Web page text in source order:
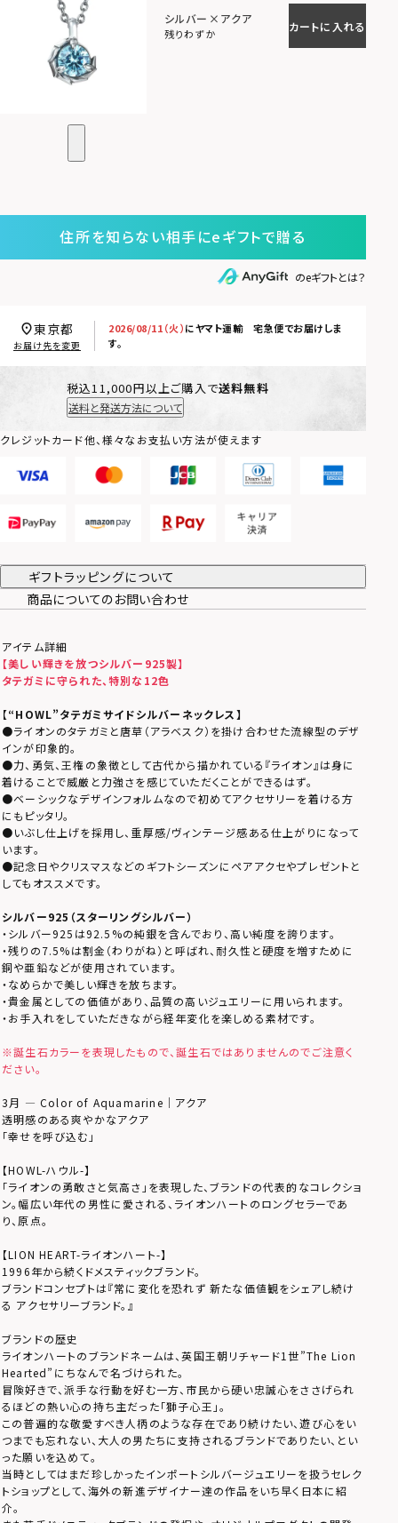
シルバー×アクア
残りわずか
カートに入れる
住所を知らない相手にeギフトで贈る
のeギフトとは？
2026/08/11（火）にヤマト運輸 宅急便でお届けしま
す。
東京都
お届け先を変更
税込11,000円以上ご購入で送料無料
送料と発送方法について
クレジットカード他、様々なお支払い方法が使えます
ギフトラッピングについて
商品についてのお問い合わせ
アイテム詳細
【美しい輝きを放つシルバー925製】
タテガミに守られた、特別な12色
【“HOWL”タテガミサイドシルバーネックレス】
●ライオンのタテガミと唐草（アラベスク）を掛け合わせた流線型のデザ
インが印象的。
●力、勇気、王権の象徴として古代から描かれている『ライオン』は身に
着けることで威厳と力強さを感じていただくことができるはず。
●ベーシックなデザインフォルムなので初めてアクセサリーを着ける方
にもピッタリ。
●いぶし仕上げを採用し、重厚感/ヴィンテージ感ある仕上がりになって
います。
●記念日やクリスマスなどのギフトシーズンにペアアクセやプレゼントと
してもオススメです。
シルバー925（スターリングシルバー）
・シルバー925は92.5%の純銀を含んでおり、高い純度を誇ります。
・残りの7.5%は割金（わりがね）と呼ばれ、耐久性と硬度を増すために
銅や亜鉛などが使用されています。
・なめらかで美しい輝きを放ちます。
・貴金属としての価値があり、品質の高いジュエリーに用いられます。
・お手入れをしていただきながら経年変化を楽しめる素材です。
※誕生石カラーを表現したもので、誕生石ではありませんのでご注意く
ださい。
3月 — Color of Aquamarine｜アクア
透明感のある爽やかなアクア
「幸せを呼び込む」
【HOWL-ハウル-】
「ライオンの勇敢さと気高さ」を表現した、ブランドの代表的なコレクショ
ン。幅広い年代の男性に愛される、ライオンハートのロングセラーであ
り、原点。
【LION HEART-ライオンハート-】
1996年から続くドメスティックブランド。
ブランドコンセプトは『常に変化を恐れず 新たな価値観をシェアし続け
る アクセサリーブランド。』
ブランドの歴史
ライオンハートのブランドネームは、英国王朝リチャード1世”The Lion
Hearted”にちなんで名づけられた。
冒険好きで、派手な行動を好む一方、市民から硬い忠誠心をささげられ
るほどの熱い心の持ち主だった「獅子心王」。
この普遍的な敬愛すべき人柄のような存在であり続けたい、遊び心をい
つまでも忘れない、大人の男たちに支持されるブランドでありたい、とい
った願いを込めて。
当時としてはまだ珍しかったインポートシルバージュエリーを扱うセレク
トショップとして、海外の新進デザイナー達の作品をいち早く日本に紹
介。